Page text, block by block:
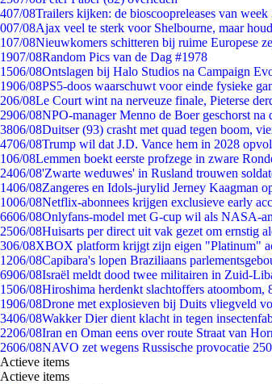
407/08Trailers kijken: de bioscoopreleases van week
007/08Ajax veel te sterk voor Shelbourne, maar
107/08Nieuwkomers schitteren bij ruime Europese
1907/08Random Pics van de Dag #1978
1506/08Ontslagen bij Halo Studios na Campaign
1906/08PS5-doos waarschuwt voor einde fysieke
206/08Le Court wint na nerveuze finale, Pieterse
2906/08NPO-manager Menno de Boer geschorst na
3806/08Duitser (93) crasht met quad tegen boom,
4706/08Trump wil dat J.D. Vance hem in 2028
106/08Lemmen boekt eerste profzege in zware
2406/08'Zwarte weduwes' in Rusland trouwen
1406/08Zangeres en Idols-jurylid Jerney Kaagman
1006/08Netflix-abonnees krijgen exclusieve early
6606/08Onlyfans-model met G-cup wil als NASA-
2506/08Huisarts per direct uit vak gezet om ernstig
306/08XBOX platform krijgt zijn eigen "Platinum"
1206/08Capibara's lopen Braziliaans
6906/08Israël meldt dood twee militairen in Zuid-
1506/08Hiroshima herdenkt slachtoffers atoombom,
1906/08Drone met explosieven bij Duits vliegveld
3406/08Wakker Dier dient klacht in tegen
2206/08Iran en Oman eens over route Straat van
2606/08NAVO zet wegens Russische provocatie
Actieve items
Actieve items